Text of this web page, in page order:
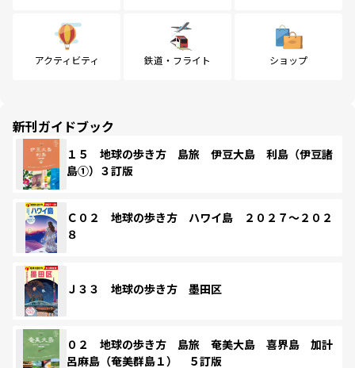
アクティビティ 鉄道・フライト ショップ
新刊ガイドブック
１５ 地球の歩き方 島旅 伊豆大島 利島（伊豆諸
島①）３訂版
Ｃ０２ 地球の歩き方 ハワイ島 ２０２７～２０２
８
Ｊ３３ 地球の歩き方 墨田区
０２ 地球の歩き方 島旅 奄美大島 喜界島 加計
呂麻島（奄美群島１） ５訂版